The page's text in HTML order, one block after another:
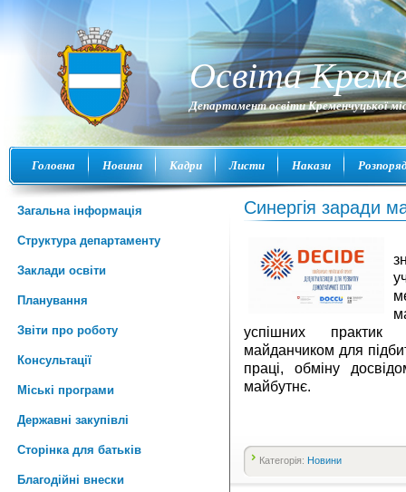
Освіта
Департамент освіти Кременчуцької
Головна Новини Кадри Листи Накази
Загальна інформація
Структура департаменту
Заклади освіти
Планування
Звіти про роботу
Консультації
Міські програми
Державні закупівлі
Сторінка для батьків
Благодійні внески
Синергія заради
успішних практик
майданчиком для
праці, обміну
майбутнє.
Категорія: Новини